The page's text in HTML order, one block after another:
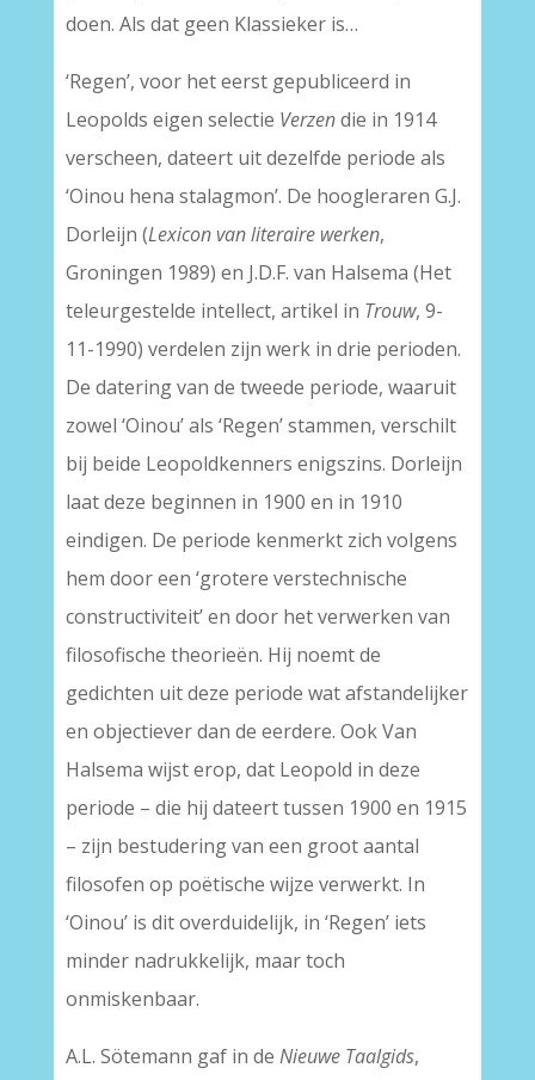
doen. Als dat geen Klassieker is…
‘Regen’, voor het eerst gepubliceerd in
Leopolds eigen selectie Verzendie in 1914
verscheen, dateert uit dezelfde periode als
‘Oinou hena stalagmon’. De hoogleraren G.J.
Dorleijn (Lexicon van literaire werken,
Groningen 1989) en J.D.F. van Halsema (Het
teleurgestelde intellect, artikel in Trouw, 9-
11-1990) verdelen zijn werk in drie perioden.
De datering van de tweede periode, waaruit
zowel ‘Oinou’ als ‘Regen’ stammen, verschilt
bij beide Leopoldkenners enigszins. Dorleijn
laat deze beginnen in 1900 en in 1910
eindigen. De periode kenmerkt zich volgens
hem door een ‘grotere verstechnische
constructiviteit’ en door het verwerken van
filosofische theorieën. Hij noemt de
gedichten uit deze periode wat afstandelijker
en objectiever dan de eerdere. Ook Van
Halsema wijst erop, dat Leopold in deze
periode – die hij dateert tussen 1900 en 1915
– zijn bestudering van een groot aantal
filosofen op poëtische wijze verwerkt. In
‘Oinou’ is dit overduidelijk, in ‘Regen’ iets
minder nadrukkelijk, maar toch
onmiskenbaar.
A.L. Sötemann gaf in de Nieuwe Taalgids,